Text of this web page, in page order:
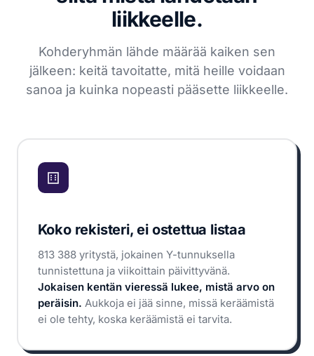
liikkeelle.
Kohderyhmän lähde määrää kaiken sen
jälkeen: keitä tavoitatte, mitä heille voidaan
sanoa ja kuinka nopeasti pääsette liikkeelle.
Koko rekisteri, ei ostettua listaa
813 388 yritystä, jokainen Y-tunnuksella
tunnistettuna ja viikoittain päivittyvänä.
Jokaisen kentän vieressä lukee, mistä arvo on
peräisin. Aukkoja ei jää sinne, missä keräämistä
ei ole tehty, koska keräämistä ei tarvita.